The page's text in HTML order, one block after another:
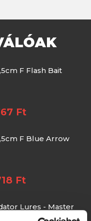
F Flash Bait
Ft
F Blue Arrow
Ft
Lures - Master